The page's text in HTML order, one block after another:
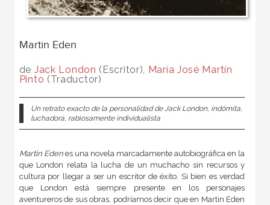
Martin Eden
de Jack London (Escritor), María José Martín
Pinto (Traductor)
Un retrato exacto de la personalidad de Jack London, indómita,
luchadora, rabiosamente individualista
Martin Edenes una novela marcadamente autobiográfica en la
que London relata la lucha de un muchacho sin recursos y
cultura por llegar a ser un escritor de éxito. Si bien es verdad
que London está siempre presente en los personajes
aventureros de sus obras, podríamos decir que en Martin Eden